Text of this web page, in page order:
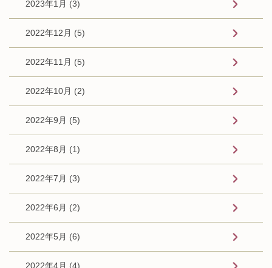
2023年1月 (3)
2022年12月 (5)
2022年11月 (5)
2022年10月 (2)
2022年9月 (5)
2022年8月 (1)
2022年7月 (3)
2022年6月 (2)
2022年5月 (6)
2022年4月 (4)